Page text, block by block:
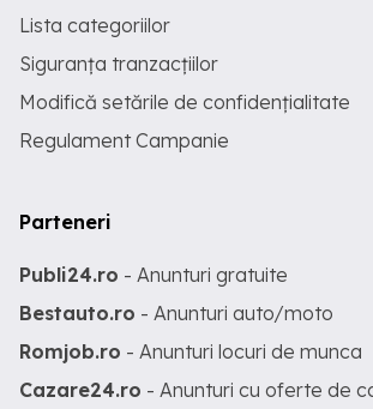
Lista categoriilor
Siguranța tranzacțiilor
Modifică setările de confidențialitate
Regulament Campanie
Parteneri
Publi24.ro - Anunturi gratuite
Bestauto.ro - Anunturi auto/moto
Romjob.ro - Anunturi locuri de munca
Cazare24.ro - Anunturi cu oferte de